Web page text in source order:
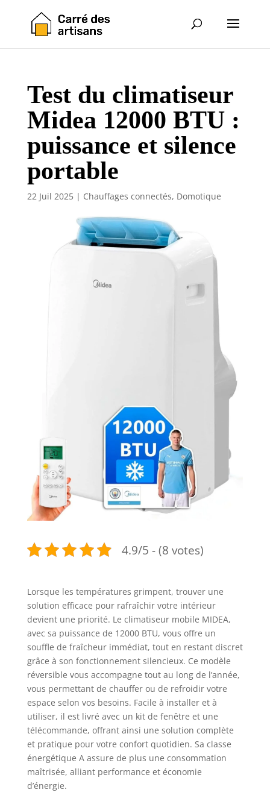
Test du climatiseur
Midea 12000 BTU :
puissance et silence
portable
22 Juil 2025| Chauffages connectés, Domotique
4.9/5 - (8 votes)
Lorsque les températures grimpent, trouver une
solution efficace pour rafraîchir votre intérieur
devient une priorité. Le climatiseur mobile MIDEA,
avec sa puissance de 12000 BTU, vous offre un
souffle de fraîcheur immédiat, tout en restant discret
grâce à son fonctionnement silencieux. Ce modèle
réversible vous accompagne tout au long de l’année,
vous permettant de chauffer ou de refroidir votre
espace selon vos besoins. Facile à installer et à
utiliser, il est livré avec un kit de fenêtre et une
télécommande, offrant ainsi une solution complète
et pratique pour votre confort quotidien. Sa classe
énergétique A assure de plus une consommation
maîtrisée, alliant performance et économie
d’énergie.